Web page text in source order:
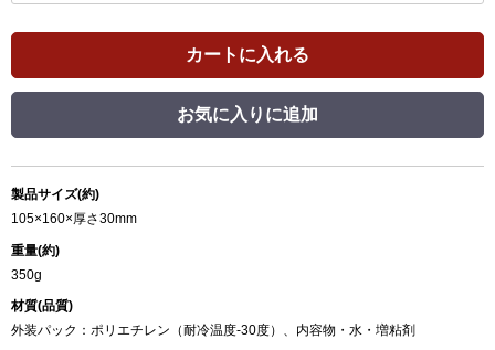
カートに入れる
お気に入りに追加
製品サイズ(約)
105×160×厚さ30mm
重量(約)
350g
材質(品質)
外装パック：ポリエチレン（耐冷温度-30度）、内容物・水・増粘剤